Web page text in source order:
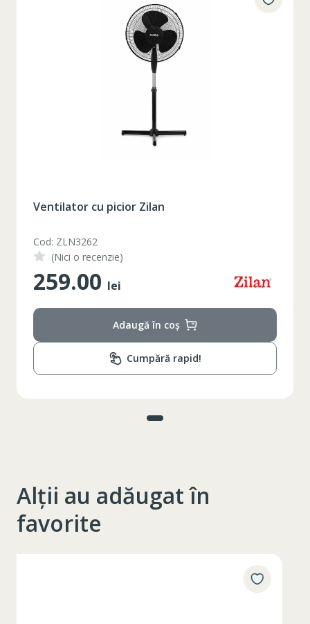
Ventilator cu picior Zilan
Cod: ZLN3262
(Nici o recenzie)
259.00 lei
Adaugă în coș
Cumpără rapid!
Alții au adăugat în
favorite